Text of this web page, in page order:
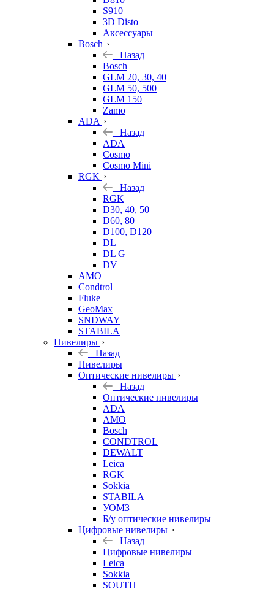
S910
3D Disto
Аксессуары
Bosch
Назад
Bosch
GLM 20, 30, 40
GLM 50, 500
GLM 150
Zamo
ADA
Назад
ADA
Cosmo
Cosmo Mini
RGK
Назад
RGK
D30, 40, 50
D60, 80
D100, D120
DL
DL G
DV
AMO
Condtrol
Fluke
GeoMax
SNDWAY
STABILA
Нивелиры
Назад
Нивелиры
Оптические нивелиры
Назад
Оптические нивелиры
ADA
AMO
Bosch
CONDTROL
DEWALT
Leica
RGK
Sokkia
STABILA
УОМЗ
Б/у оптические нивелиры
Цифровые нивелиры
Назад
Цифровые нивелиры
Leica
Sokkia
SOUTH